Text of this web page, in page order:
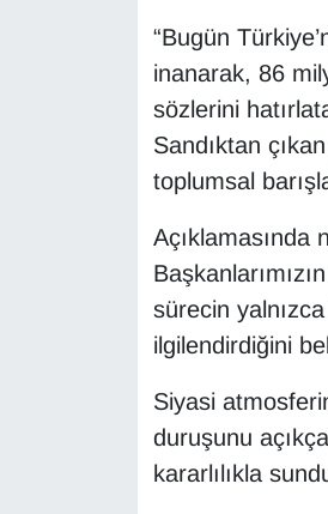
“Bugün
inanarak, 86
sözlerini
Sandıktan
toplumsal
sürecin
ilgilendirdiğini
Siyasi
duruşunu
kararlılıkla